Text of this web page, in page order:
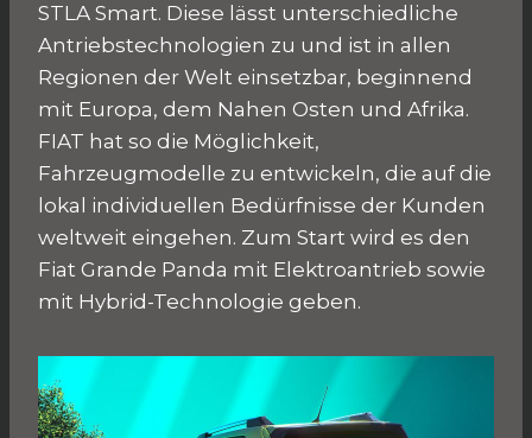
STLA Smart. Diese lässt unterschiedliche
Antriebstechnologien zu und ist in allen
Regionen der Welt einsetzbar, beginnend
mit Europa, dem Nahen Osten und Afrika.
FIAT hat so die Möglichkeit,
Fahrzeugmodelle zu entwickeln, die auf die
lokal individuellen Bedürfnisse der Kunden
weltweit eingehen. Zum Start wird es den
Fiat Grande Panda mit Elektroantrieb sowie
mit Hybrid-Technologie geben.